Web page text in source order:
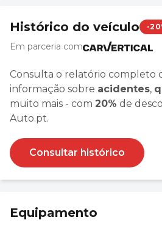
Histórico do veículo -
Em parceria com
Consulta o relatório completo
informação sobre acidentes,
muito mais - com 20% de
Auto.pt.
Consultar histórico
Equipamento